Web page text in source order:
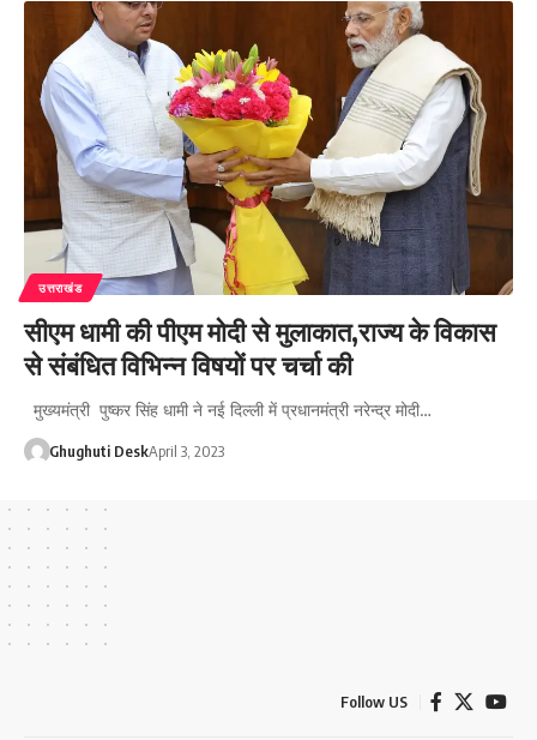
उत्तराखंड
सीएम धामी की पीएम मोदी से मुलाकात,राज्य के विकास
से संबंधित विभिन्न विषयों पर चर्चा की
मुख्यमंत्री पुष्कर सिंह धामी ने नई दिल्ली में प्रधानमंत्री नरेन्द्र मोदी…
Ghughuti DeskApril 3, 2023
Follow US